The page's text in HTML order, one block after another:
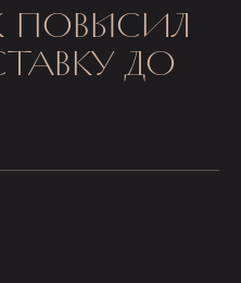
ПОВЫСИЛ
ДО